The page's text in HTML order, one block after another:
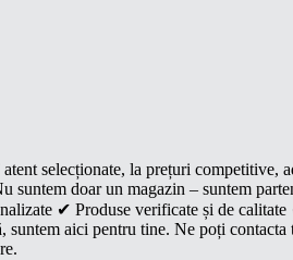
selecționate, la prețuri competitive,
suntem doar un magazin – suntem
✔ Produse verificate și de
aici pentru tine. Ne poți